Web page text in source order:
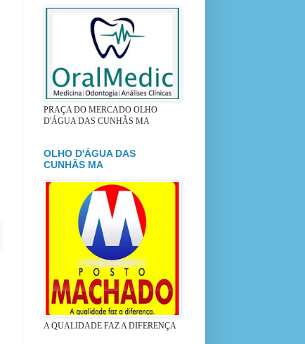
PRAÇA DO MERCADO OLHO
D'ÁGUA DAS CUNHÃS MA
OLHO D'ÁGUA DAS
CUNHÃS MA
A QUALIDADE FAZ A DIFERENÇA